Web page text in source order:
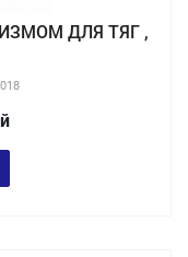
ДЛЯ ТЯГ ,
018